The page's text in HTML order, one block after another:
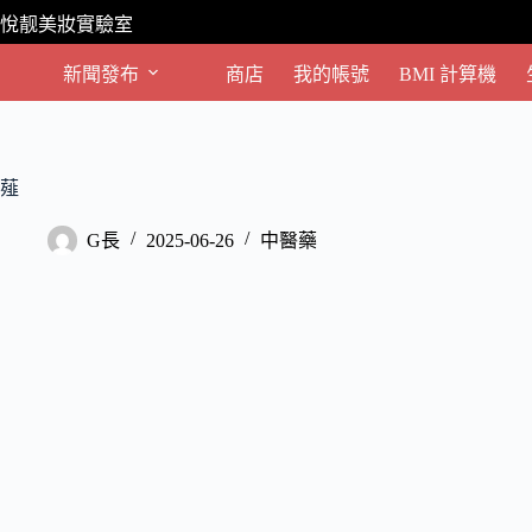
跳
至
要
悅靓美妝實驗室
新聞發布 商店 我的帳號 BMI 計算機
薤
G長 2025-06-26 中醫藥